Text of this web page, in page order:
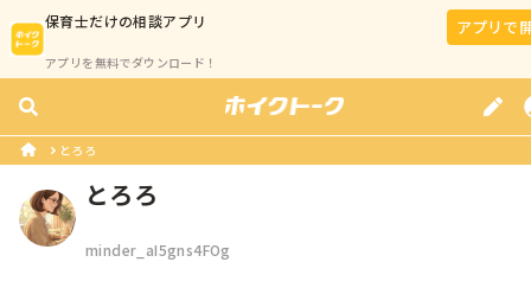
保育士だけの相談アプリ
アプリを無料でダウンロード！
アプリで
とろろ
とろろ
minder_aI5gns4FOg